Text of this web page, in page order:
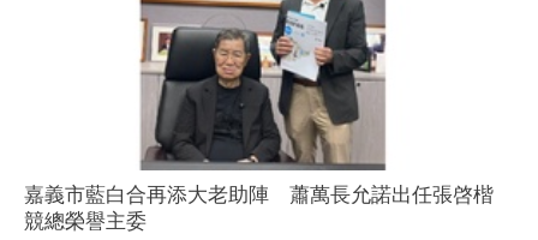
嘉義市藍白合再添大老助陣 蕭萬長允諾出任張啓楷
競總榮譽主委